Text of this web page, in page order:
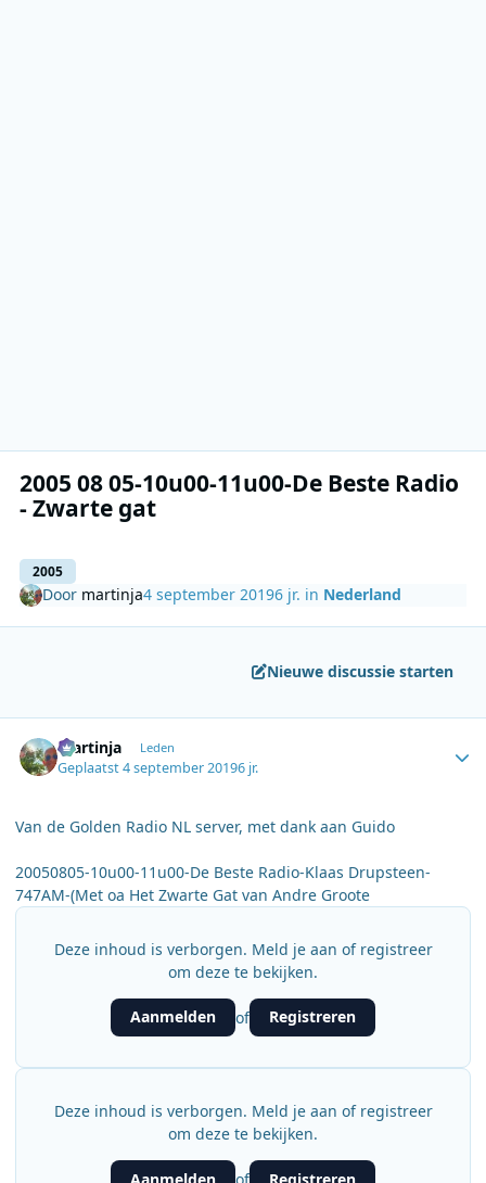
2005 08 05-10u00-11u00-De Beste Radio
- Zwarte gat
2005
Door martinja4 september 20196 jr. in Nederland
Nieuwe discussie starten
martinja Leden
Geplaatst4 september 20196 jr.
Van de Golden Radio NL server, met dank aan Guido
20050805-10u00-11u00-De Beste Radio-Klaas Drupsteen-
747AM-(Met oa Het Zwarte Gat van Andre Groote
Deze inhoud is verborgen. Meld je aan of registreer
om deze te bekijken.
Aanmelden of Registreren
Deze inhoud is verborgen. Meld je aan of registreer
om deze te bekijken.